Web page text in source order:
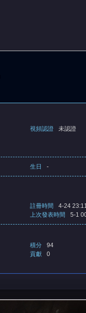
視頻認證 未認證
生日 -
註冊時間
4-24
上次發表時間 5-1
積分
94
貢獻 0